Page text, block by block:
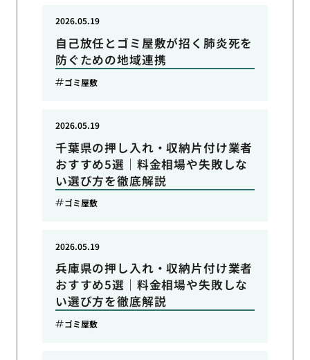
自己放任とゴミ屋敷が招く肺炎死を
防ぐための地域連携
2026.05.19
ゴミ屋敷
千葉県の押し入れ・収納片付け業者
おすすめ5選｜料金相場や失敗しな
い選び方を徹底解説
2026.05.19
ゴミ屋敷
兵庫県の押し入れ・収納片付け業者
おすすめ5選｜料金相場や失敗しな
い選び方を徹底解説
2026.05.19
ゴミ屋敷